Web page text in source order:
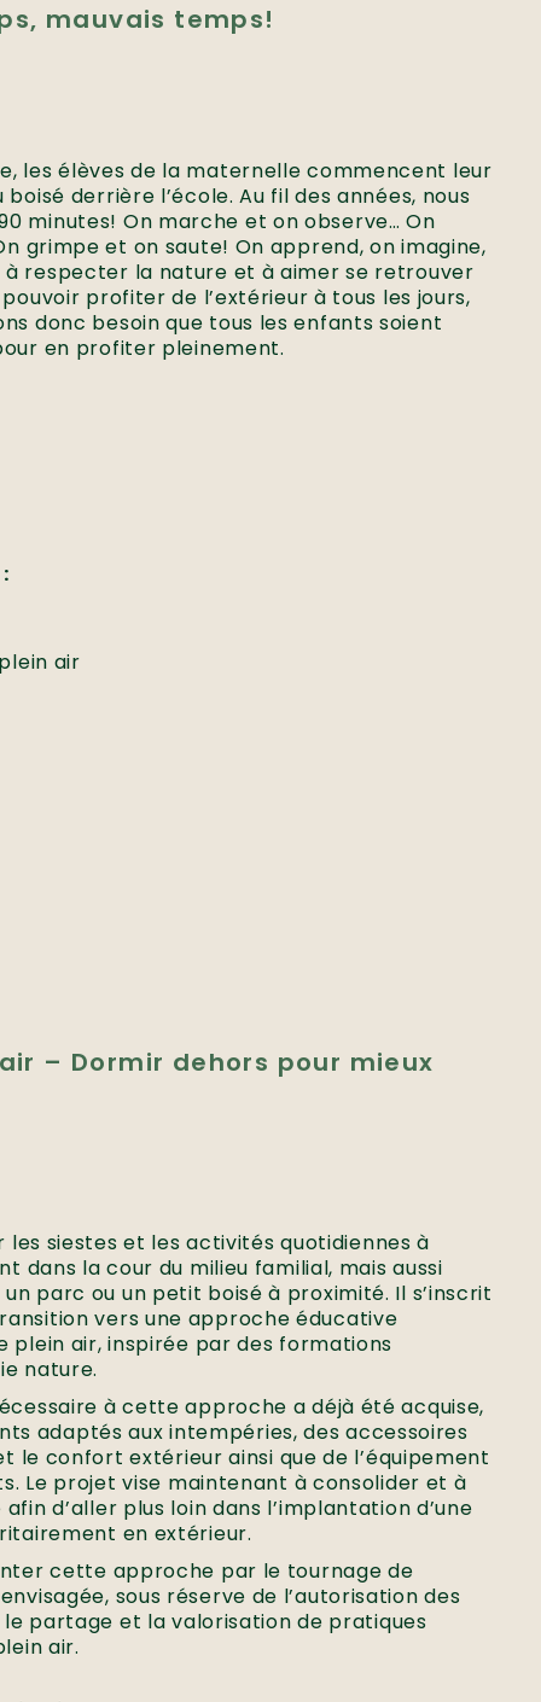
mauvais temps!
les élèves de la maternelle commencent leur
derrière l’école. Au fil des années, nous
minutes! On marche et on observe… On
grimpe et on saute! On apprend, on imagine,
à respecter la nature et à aimer se retrouver
profiter de l’extérieur à tous les jours,
donc besoin que tous les enfants soient
en profiter pleinement.
air
– Dormir dehors pour mieux
siestes et les activités quotidiennes à
dans la cour du milieu familial, mais aussi
parc ou un petit boisé à proximité. Il s’inscrit
vers une approche éducative
plein air, inspirée par des formations
nature.
à cette approche a déjà été acquise,
adaptés aux intempéries, des accessoires
le confort extérieur ainsi que de l’équipement
Le projet vise maintenant à consolider et à
d’aller plus loin dans l’implantation d’une
en extérieur.
cette approche par le tournage de
sous réserve de l’autorisation des
partage et la valorisation de pratiques
air.